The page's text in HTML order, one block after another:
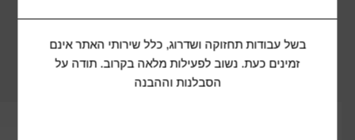
מוצרים נוספים שיכולים להתאים לכם
בשל עבודות תחזוקה ושדרוג, כלל שירותי האתר אינם
זמינים כעת. נשוב לפעילות מלאה בקרוב. תודה על
הסבלנות וההבנה